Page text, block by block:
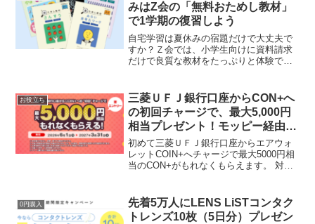
みはZ会の「無料おためし教材」
で1学期の復習しよう
自宅学習は夏休みの宿題だけで大丈夫で
すか？Ｚ会では、小学生向けに資料請求
だけで良質な教材をたっぷりと体験でき
ク』恐竜クリアファイルをプレゼントし
ています。学年別の『ほねぶ...
お役立ち
三菱ＵＦＪ銀行口座からCON+へ
の初回チャージで、最大5,000円
相当プレゼント！モッピー経由で
口座開設で最大35,500円相当！
初めて三菱ＵＦＪ銀行口座からエアウォ
レットCOIN+へチャージで最大5000円相
当のCON+がもれなくもらえます。 対象
条件達成の翌月末頃に、初回チャージ額
に応じ...
0円購入
先着5万人にLENS LiSTコンタク
トレンズ10枚（5日分）プレゼン